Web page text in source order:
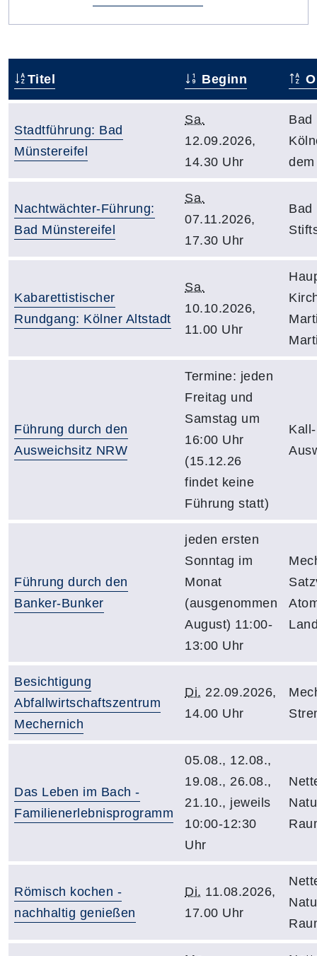
Titel Beginn
Stadtführung: Bad
Münstereifel
Sa.
12.09.2026,
14.30 Uhr
Bad
Nachtwächter-Führung:
Bad Münstereifel
Sa.
07.11.2026,
17.30 Uhr
Bad
Kabarettistischer
Rundgang: Kölner Altstadt
Sa.
10.10.2026,
11.00 Uhr
Führung durch den
Ausweichsitz NRW
Termine: jeden
Freitag und
Samstag um
16:00 Uhr
(15.12.26
findet keine
Führung statt)
Führung durch den
Banker-Bunker
jeden ersten
Sonntag im
Monat
(ausgenommen
August) 11:00-
13:00 Uhr
Besichtigung
Abfallwirtschaftszentrum
Mechernich
Di. 22.09.2026,
14.00 Uhr
Das Leben im Bach -
Familienerlebnisprogramm
05.08., 12.08.,
19.08., 26.08.,
21.10., jeweils
10:00-12:30
Uhr
Römisch kochen -
nachhaltig genießen
Di. 11.08.2026,
17.00 Uhr